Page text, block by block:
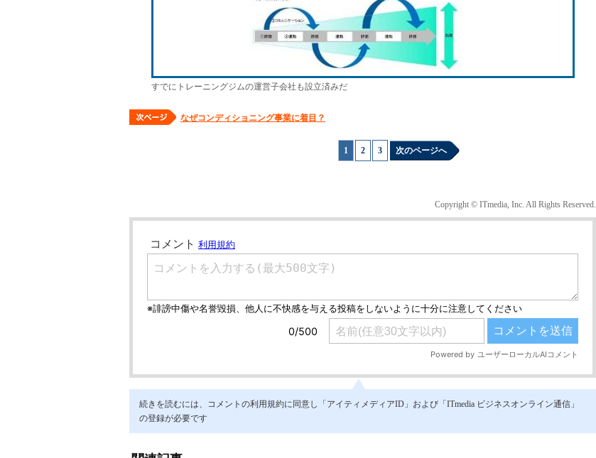
すでにトレーニングジムの運営子会社も設立済みだ
なぜコンディショニング事業に着目？
1 2 3 次のページへ
Copyright © ITmedia, Inc. All Rights Reserved.
続きを読むには、コメントの利用規約に同意し「アイティメディアID」および「ITmedia ビジネスオンライン通信」
の登録が必要です